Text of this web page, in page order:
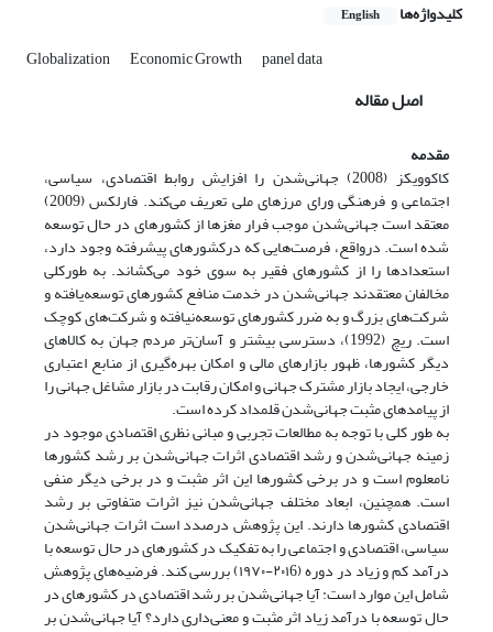
کلیدواژه‌ها English
Globalization Economic Growth panel data
اصل مقاله
مقدمه
کاکوویکز (2008) جهانی‌شدن را افزایش روابط اقتصادی، سیاسی،
اجتماعی و فرهنگی ورای مرزهای ملی تعریف می‌کند. فارلکس (2009)
معتقد است جهانی‌شدن موجب فرار مغزها از کشورهای در حال توسعه
شده است. درواقع، فرصت‌هایی که درکشورهای پیشرفته وجود دارد،
استعدادها را از کشورهای فقیر به سوی خود می‌کشاند. به طورکلی
مخالفان معتقدند جهانی‌شدن در خدمت منافع کشورهای توسعه‌یافته و
شرکت‌های بزرگ و به ضرر کشورهای توسعه‌نیافته و شرکت‌های کوچک
است. ریچ (1992)، دسترسی بیشتر و آسان‌تر مردم جهان به کالاهای
دیگر کشورها، ظهور بازارهای مالی و امکان بهره‌گیری از منابع اعتباری
خارجی، ایجاد بازار مشترک جهانی و امکان رقابت در بازار مشاغل جهانی را
از پیامدهای مثبت جهانی‌شدن قلمداد کرده است.
به طور کلی با توجه به مطالعات تجربی و مبانی نظری اقتصادی موجود در
زمینه جهانی‌شدن و رشد اقتصادی اثرات جهانی‌شدن بر رشد کشورها
نامعلوم است و در برخی کشورها این اثر مثبت و در برخی دیگر منفی
است. همچنین، ابعاد مختلف جهانی‌شدن نیز اثرات متفاوتی بر رشد
اقتصادی کشورها دارند. این پژوهش درصدد است اثرات جهانی‌شدن
سیاسی، اقتصادی و اجتماعی را به تفکیک در کشورهای در حال توسعه با
درآمد کم و زیاد در دوره (۲۰۱6-۱۹۷۰) بررسی کند. فرضیه‌های پژوهش
شامل این موارد است: آیا جهانی‌شدن بر رشد اقتصادی در کشورهای در
حال توسعه با درآمد زیاد اثر مثبت و معنی‌داری دارد؟ آیا جهانی‌شدن بر